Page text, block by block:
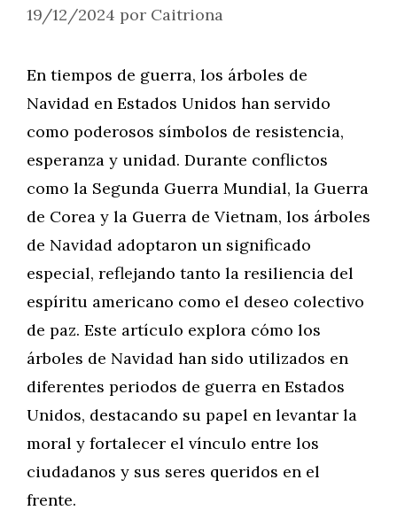
19/12/2024 por Caitriona
En tiempos de guerra, los árboles de
Navidad en Estados Unidos han servido
como poderosos símbolos de resistencia,
esperanza y unidad. Durante conflictos
como la Segunda Guerra Mundial, la Guerra
de Corea y la Guerra de Vietnam, los árboles
de Navidad adoptaron un significado
especial, reflejando tanto la resiliencia del
espíritu americano como el deseo colectivo
de paz. Este artículo explora cómo los
árboles de Navidad han sido utilizados en
diferentes periodos de guerra en Estados
Unidos, destacando su papel en levantar la
moral y fortalecer el vínculo entre los
ciudadanos y sus seres queridos en el
frente.